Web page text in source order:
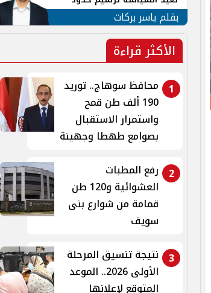
الأمن القومي العربي
بقلم ياسر بركات
الأكثر قراءة
1
محافظ سوهاج.. توريد
190 ألف طن قمح
واستمرار الاستقبال
بصوامع طهطا وجهينة
2
رفع المطبات
العشوائية و120 طن
قمامة من شوارع بنى
سويف
3 نتيجة تنسيق المرحلة
الأولى 2026.. الموعد
المتوقع لإعلانها